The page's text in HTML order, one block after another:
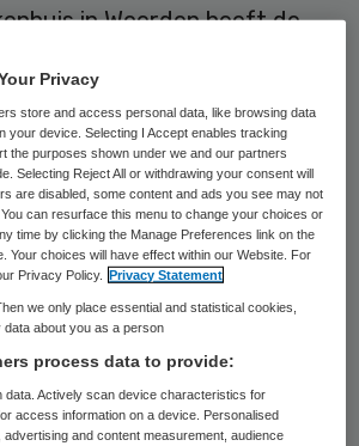
in Woerden heeft de
fusie met het Antonius
Nieuwegein. Dat stelt de
(NZa), in haar
bezwaar van de
het Zuwe Hofpoort.
had bezwaar aangetekend
van de NZa in november
fusie goed te keuren. De
bezwaar nu af.
Privacy
store and access personal data, like browsing data
your device. Selecting I Accept enables tracking
the purposes shown under we and our partners
Selecting Reject All or withdrawing your consent will
are disabled, some content and ads you see may not
can resurface this menu to change your choices or
time by clicking the Manage Preferences link on the
Your choices will have effect within our Website. For
Privacy Policy.
Privacy Statement
we only place essential and statistical cookies,
about you as a person
process data to provide:
data. Actively scan device characteristics for
access information on a device. Personalised
and content measurement, audience